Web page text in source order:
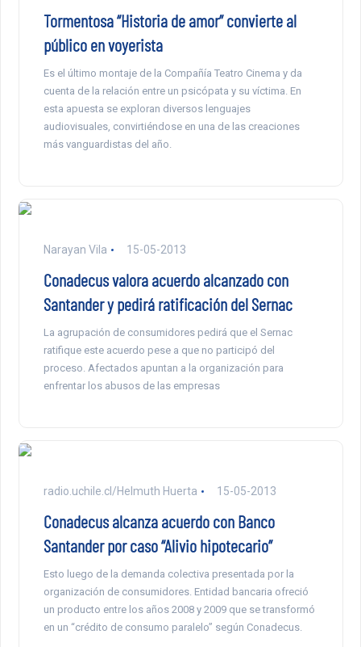
Tormentosa “Historia de amor” convierte al
público en voyerista
Es el último montaje de la Compañía Teatro Cinema y da
cuenta de la relación entre un psicópata y su víctima. En
esta apuesta se exploran diversos lenguajes
audiovisuales, convirtiéndose en una de las creaciones
más vanguardistas del año.
Narayan Vila 15-05-2013
Conadecus valora acuerdo alcanzado con
Santander y pedirá ratificación del Sernac
La agrupación de consumidores pedirá que el Sernac
ratifique este acuerdo pese a que no participó del
proceso. Afectados apuntan a la organización para
enfrentar los abusos de las empresas
radio.uchile.cl/Helmuth Huerta 15-05-2013
Conadecus alcanza acuerdo con Banco
Santander por caso “Alivio hipotecario”
Esto luego de la demanda colectiva presentada por la
organización de consumidores. Entidad bancaria ofreció
un producto entre los años 2008 y 2009 que se transformó
en un “crédito de consumo paralelo” según Conadecus.